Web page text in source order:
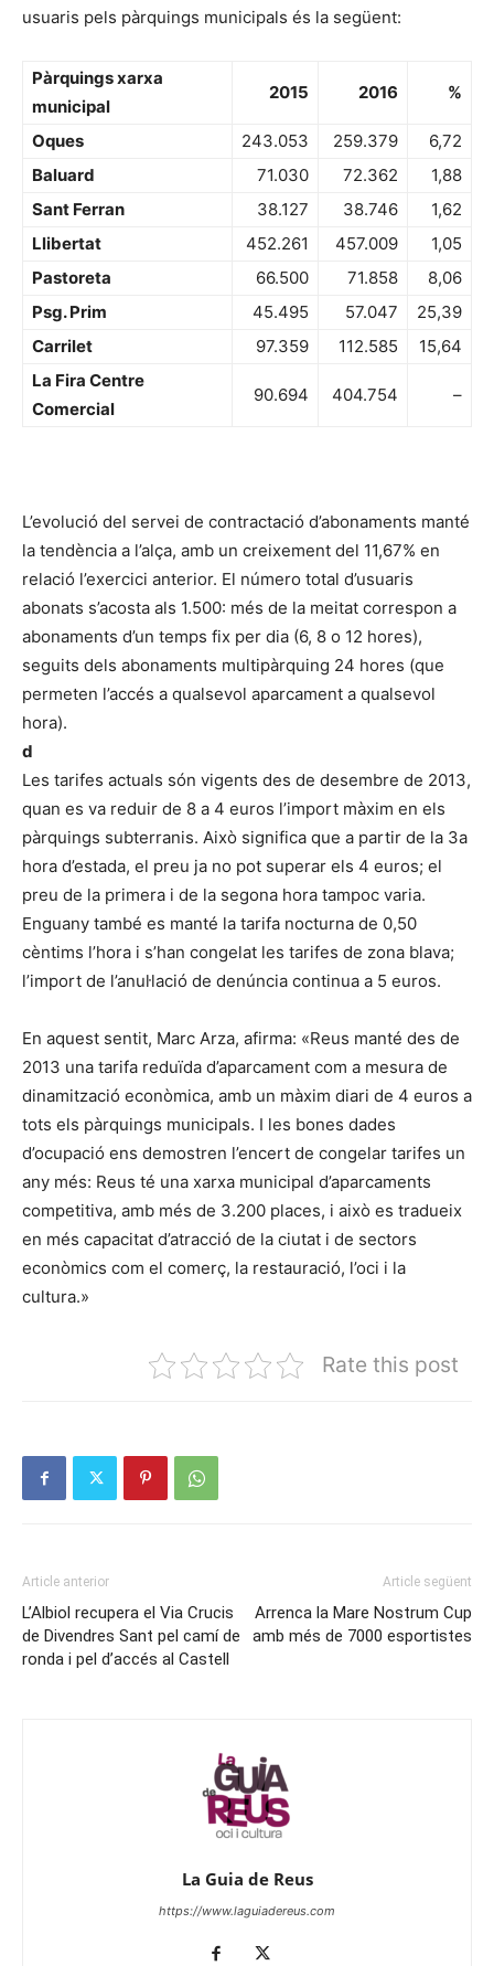
usuaris pels pàrquings municipals és la següent:
Pàrquings xarxa
municipal
2015 2016 %
Oques 243.053 259.379
6,72
Baluard
71.030 72.362
1,88
Sant Ferran
38.127 38.746
1,62
Llibertat
452.261 457.009
1,05
Pastoreta
66.500 71.858
8,06
Psg. Prim
45.495 57.047
25,39
Carrilet
97.359 112.585
15,64
La Fira Centre
Comercial
90.694 404.754 –
L’evolució del servei de contractació d’abonaments manté
la tendència a l’alça, amb un creixement del 11,67% en
relació l’exercici anterior. El número total d’usuaris
abonats s’acosta als 1.500: més de la meitat correspon a
abonaments d’un temps fix per dia (6, 8 o 12 hores),
seguits dels abonaments multipàrquing 24 hores (que
permeten l’accés a qualsevol aparcament a qualsevol
hora).
d
Les tarifes actuals són vigents des de desembre de 2013,
quan es va reduir de 8 a 4 euros l’import màxim en els
pàrquings subterranis. Això significa que a partir de la 3a
hora d’estada, el preu ja no pot superar els 4 euros; el
preu de la primera i de la segona hora tampoc varia.
Enguany també es manté la tarifa nocturna de 0,50
cèntims l’hora i s’han congelat les tarifes de zona blava;
l’import de l’anul·lació de denúncia continua a 5 euros.
En aquest sentit, Marc Arza, afirma: «Reus manté des de
2013 una tarifa reduïda d’aparcament com a mesura de
dinamització econòmica, amb un màxim diari de 4 euros a
tots els pàrquings municipals. I les bones dades
d’ocupació ens demostren l’encert de congelar tarifes un
any més: Reus té una xarxa municipal d’aparcaments
competitiva, amb més de 3.200 places, i això es tradueix
en més capacitat d’atracció de la ciutat i de sectors
econòmics com el comerç, la restauració, l’oci i la
cultura.»
Rate this post
Article anterior
L’Albiol recupera el Via Crucis
de Divendres Sant pel camí de
ronda i pel d’accés al Castell
Article següent
Arrenca la Mare Nostrum Cup
amb més de 7000 esportistes
La Guia de Reus
https://www.laguiadereus.com